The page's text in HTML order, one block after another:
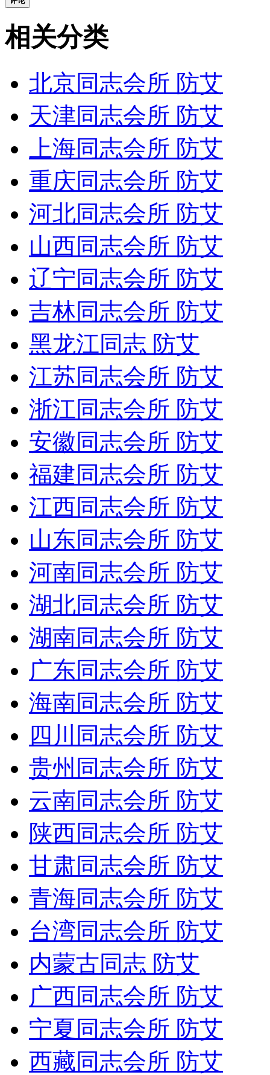
相关分类
北京同志会所 防艾
天津同志会所 防艾
上海同志会所 防艾
重庆同志会所 防艾
河北同志会所 防艾
山西同志会所 防艾
辽宁同志会所 防艾
吉林同志会所 防艾
黑龙江同志 防艾
江苏同志会所 防艾
浙江同志会所 防艾
安徽同志会所 防艾
福建同志会所 防艾
江西同志会所 防艾
山东同志会所 防艾
河南同志会所 防艾
湖北同志会所 防艾
湖南同志会所 防艾
广东同志会所 防艾
海南同志会所 防艾
四川同志会所 防艾
贵州同志会所 防艾
云南同志会所 防艾
陕西同志会所 防艾
甘肃同志会所 防艾
青海同志会所 防艾
台湾同志会所 防艾
内蒙古同志 防艾
广西同志会所 防艾
宁夏同志会所 防艾
西藏同志会所 防艾